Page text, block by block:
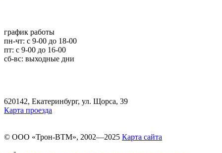
график работы
пн-чт: c 9-00 до 18-00
пт: с 9-00 до 16-00
сб-вс: выходные дни
620142, Екатеринбург, ул. Щорса, 39
Карта проезда
© ООО «Трон-ВТМ», 2002—2025 Карта сайта